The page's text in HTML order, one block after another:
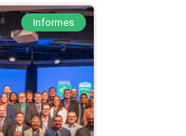
Informes